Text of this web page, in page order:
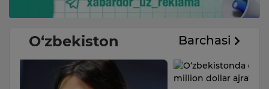
O‘zbekiston Barchasi